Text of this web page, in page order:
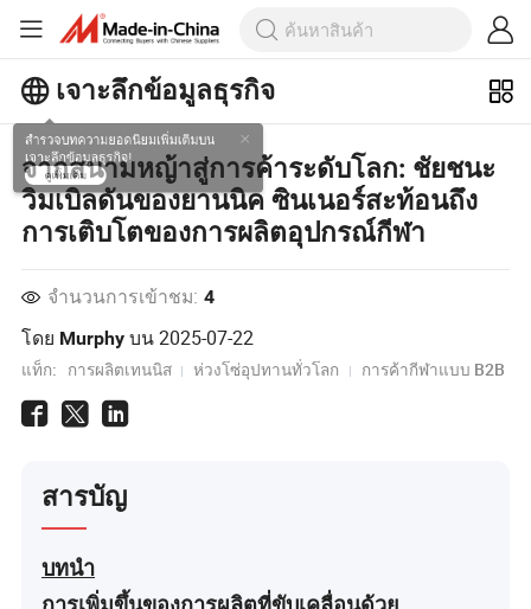
เจาะลึกข้อมูลธุรกิจ
สำรวจบทความยอดนิยมเพิ่มเติมบน
เจาะลึกข้อมูลธุรกิจ!
ดูเพิ่มเติม
จากสนามหญ้าสู่การค้าระดับโลก: ชัยชนะ
วิมเบิลดันของยานนิค ซินเนอร์สะท้อนถึง
การเติบโตของการผลิตอุปกรณ์กีฬา
จำนวนการเข้าชม: 4
โดย Murphy บน2025-07-22
แท็ก: การผลิตเทนนิส ห่วงโซ่อุปทานทั่วโลก การค้ากีฬาแบบ B2B
สารบัญ
บทนำ